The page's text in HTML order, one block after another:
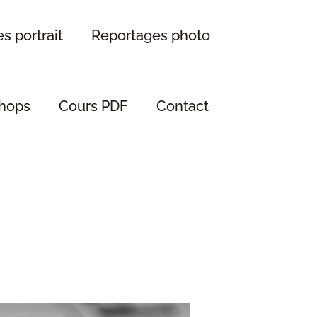
portrait Reportages photo
Cours PDF Contact